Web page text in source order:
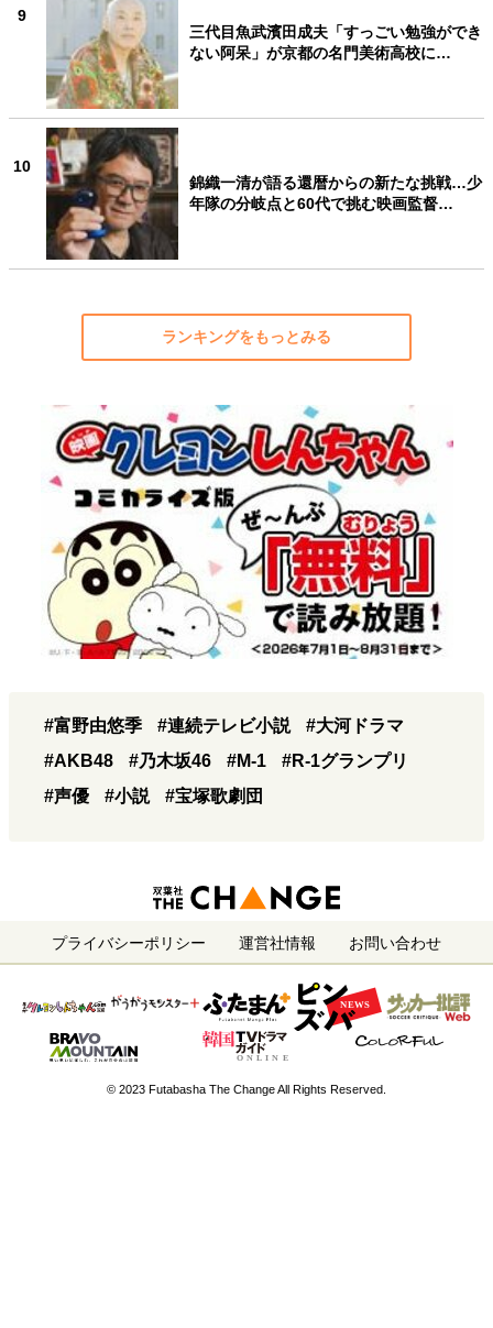
9
三代目魚武濱田成夫「すっごい勉強ができ
ない阿呆」が京都の名門美術高校に…
10
錦織一清が語る還暦からの新たな挑戦…少
年隊の分岐点と60代で挑む映画監督…
ランキングをもっとみる
#富野由悠季 #連続テレビ小説
#大河ドラマ
#AKB48
#乃木坂46 #M-1
#R-1グランプリ
#声優
#小説 #宝塚歌劇団
プライバシーポリシー 運営社情報 お問い合わせ
© 2023 Futabasha The Change All Rights Reserved.